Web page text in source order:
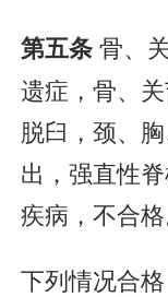
第五条骨、
遗症，骨、
脱臼，颈、
出，强直性
疾病，不合格
下列情况合格